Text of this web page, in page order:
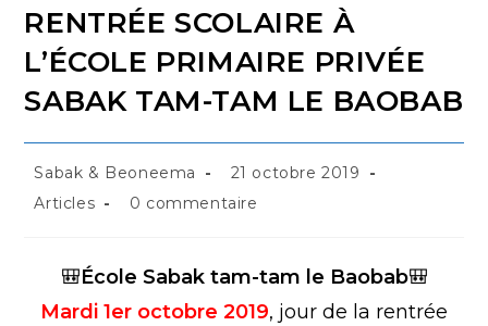
RENTRÉE SCOLAIRE À
L’ÉCOLE PRIMAIRE PRIVÉE
SABAK TAM-TAM LE BAOBAB
Sabak & Beoneema
21 octobre 2019
Articles
0 commentaire
🎒École Sabak tam-tam le Baobab🎒
Mardi 1er octobre 2019, jour de la rentrée